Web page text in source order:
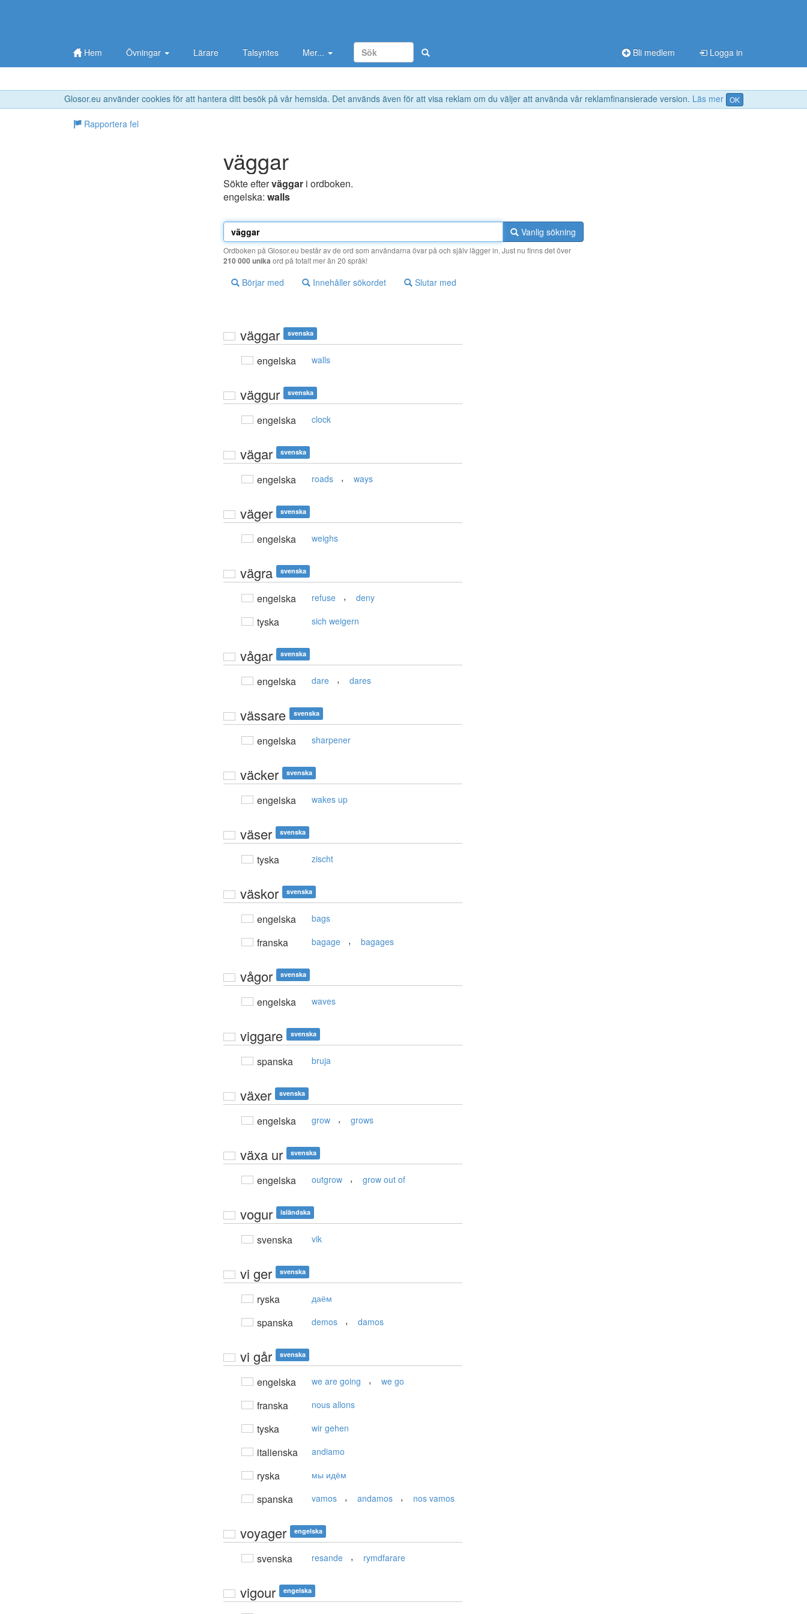
Glosor.eu använder cookies för att hantera ditt besök på vår hemsida. Det används även för att visa reklam om du väljer att använda vår reklamfinansierade version. Läs mer OK
Hem Övningar Lärare Talsyntes Mer... Bli medlem Logga in
Rapportera fel
väggar
Sökte efterväggar i ordboken.
engelska: walls
Vanlig sökning
Ordboken på Glosor.eu består av de ord som användarna övar på och själv lägger in. Just nu finns det över
210 000 unika ord på totalt mer än 20 språk!
Börjar med Innehåller sökordet Slutar med
väggar svenska
engelska walls
väggur svenska
engelska clock
vägar svenska
engelska roads , ways
väger svenska
engelska weighs
vägra svenska
engelska refuse , deny
tyska sich weigern
vågar svenska
engelska dare , dares
vässare svenska
engelska sharpener
väcker svenska
engelska wakes up
väser svenska
tyska zischt
väskor svenska
engelska bags
franska bagage , bagages
vågor svenska
engelska waves
viggare svenska
spanska bruja
växer svenska
engelska grow , grows
växa ur svenska
engelska outgrow , grow out of
vogur isländska
svenska vik
vi ger svenska
ryska даём
spanska demos , damos
vi går svenska
engelska we are going , we go
franska nous allons
tyska wir gehen
italienska andiamo
ryska мы идём
spanska vamos , andamos , nos vamos
voyager engelska
svenska resande , rymdfarare
vigour engelska